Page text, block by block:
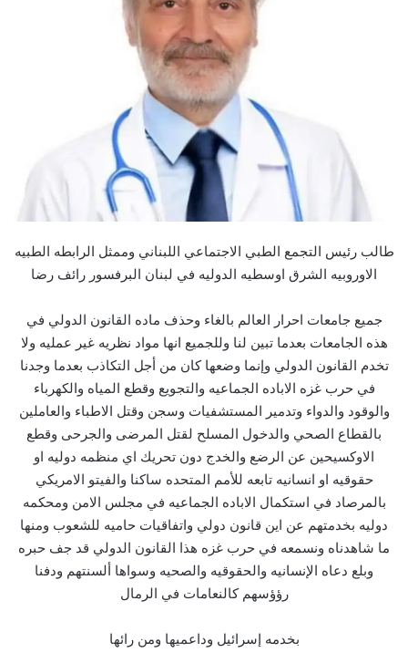
طالب رئيس التجمع الطبي الاجتماعي اللبناني وممثل الرابطه الطبيه
الاوروبيه الشرق اوسطيه الدوليه في لبنان البرفسور رائف رضا
جميع جامعات احرار العالم بالغاء وحذف ماده القانون الدولي في
هذه الجامعات بعدما تبين لنا وللجميع انها مواد نظريه غير عمليه ولا
تخدم القانون الدولي وإنما وضعها كان من أجل التكاذب بعدما وجدنا
في حرب غزه الاباده الجماعيه والتجويع وقطع المياه والكهرباء
والوقود والدواء وتدمير المستشفيات وسجن وقتل الاطباء والعاملين
بالقطاع الصحي والدخول المسلح لقتل المرضى والجرحى وقطع
الاوكسيحين عن الرضع والخدج دون تحريك اي منظمه دوليه او
حقوقيه او انسانيه تابعه للأمم المتحده ساكنا والفيتو الامريكي
بالمرصاد في استكمال الاباده الجماعيه في مجلس الامن ومحكمه
دوليه بخدمتهم عن اين قانون دولي واتفاقيات حاميه للشعوب ومنها
ما شاهدناه ونسمعه في حرب غزه هذا القانون الدولي قد جف حبره
وبلع دعاه الإنسانيه والحقوقيه والصحيه وسواها ألسنتهم ودفنا
رؤؤسهم كالنعامات في الرمال
بخدمه إسرائيل وداعميها ومن رائها